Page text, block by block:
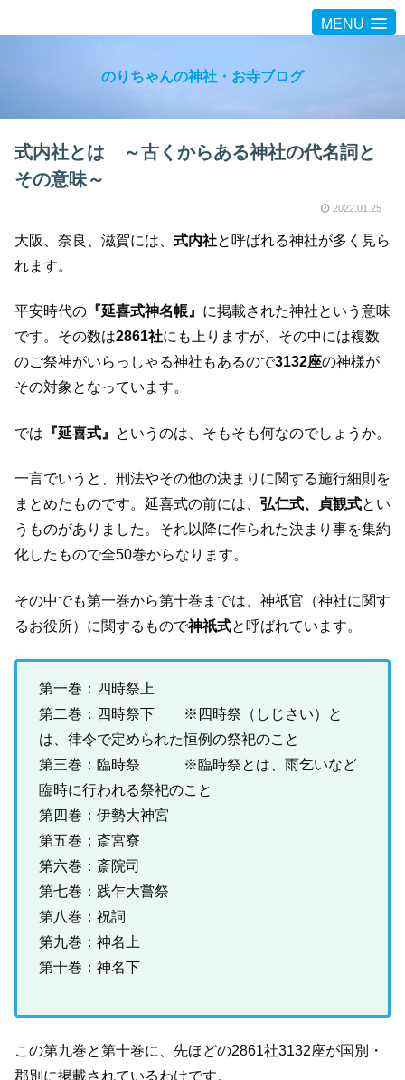
MENU
のりちゃんの神社・お寺ブログ
式内社とは ～古くからある神社の代名詞と
その意味～
2022.01.25
大阪、奈良、滋賀には、 式内社と呼ばれる神社が多く見ら
れます。
平安時代の 『延喜式神名帳』 に掲載された神社という意味
です。その数は2861社にも上りますが、その中には複数
のご祭神がいらっしゃる神社もあるので3132座の神様が
その対象となっています。
では 『延喜式』 というのは、そもそも何なのでしょうか。
一言でいうと、刑法やその他の決まりに関する施行細則を
まとめたものです。延喜式の前には、 弘仁式、貞観式とい
うものがありました。それ以降に作られた決まり事を集約
化したもので全50巻からなります。
その中でも第一巻から第十巻までは、神祇官（神社に関す
るお役所）に関するもので神祇式と呼ばれています。
第一巻：四時祭上
第二巻：四時祭下 ※四時祭（しじさい）と
は、律令で定められた恒例の祭祀のこと
第三巻：臨時祭 ※臨時祭とは、雨乞いなど
臨時に行われる祭祀のこと
第四巻：伊勢大神宮
第五巻：斎宮寮
第六巻：斎院司
第七巻：践乍大嘗祭
第八巻：祝詞
第九巻：神名上
第十巻：神名下
この第九巻と第十巻に、先ほどの2861社3132座が国別・
郡別に掲載されているわけです。